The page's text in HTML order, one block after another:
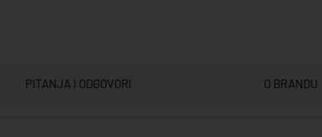
PITANJA I ODGOVORI O BRANDU